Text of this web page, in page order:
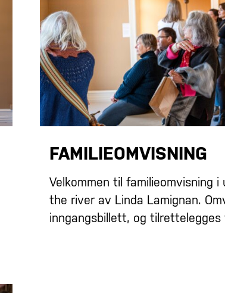
FAMILIEOMVISNING
Velkommen til familieomvisning
the river av Linda Lamignan.
inngangsbillett, og